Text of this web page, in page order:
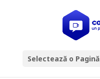
Selectează o Pagină